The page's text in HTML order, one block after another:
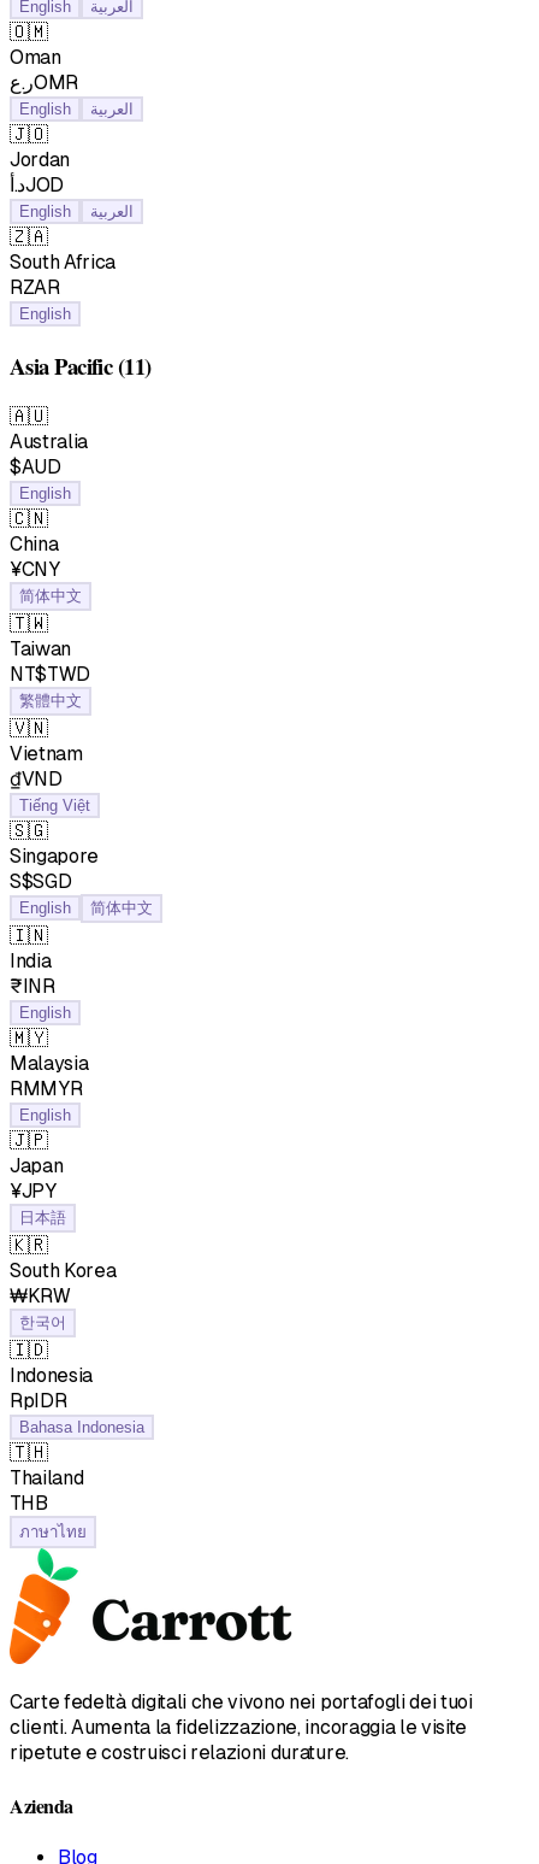
English العربية
🇴🇲
Oman
ر.عOMR
English العربية
🇯🇴
Jordan
د.أJOD
English العربية
🇿🇦
South Africa
RZAR
English
Asia Pacific(11)
🇦🇺
Australia
$AUD
English
🇨🇳
China
¥CNY
简体中文
🇹🇼
Taiwan
NT$TWD
繁體中文
🇻🇳
Vietnam
₫VND
Tiếng Việt
🇸🇬
Singapore
S$SGD
English 简体中文
🇮🇳
India
₹INR
English
🇲🇾
Malaysia
RMMYR
English
🇯🇵
Japan
¥JPY
日本語
🇰🇷
South Korea
₩KRW
한국어
🇮🇩
Indonesia
RpIDR
Bahasa Indonesia
🇹🇭
Thailand
฿THB
ภาษาไทย
Carte fedeltà digitali che vivono nei portafogli dei tuoi
clienti. Aumenta la fidelizzazione, incoraggia le visite
ripetute e costruisci relazioni durature.
Azienda
Blog